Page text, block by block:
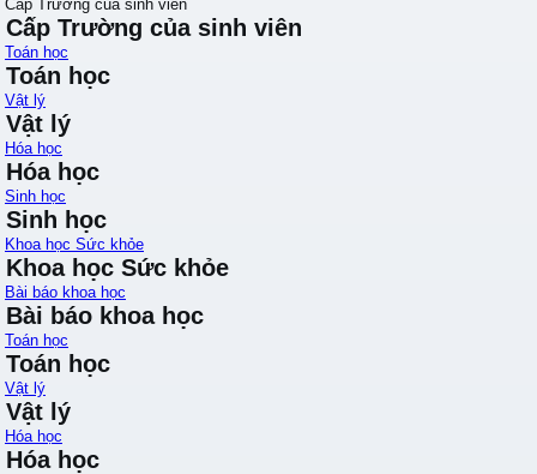
Cấp Trường của sinh viên
Cấp Trường của sinh viên
Toán học
Toán học
Vật lý
Vật lý
Hóa học
Hóa học
Sinh học
Sinh học
Khoa học Sức khỏe
Khoa học Sức khỏe
Bài báo khoa học
Bài báo khoa học
Toán học
Toán học
Vật lý
Vật lý
Hóa học
Hóa học